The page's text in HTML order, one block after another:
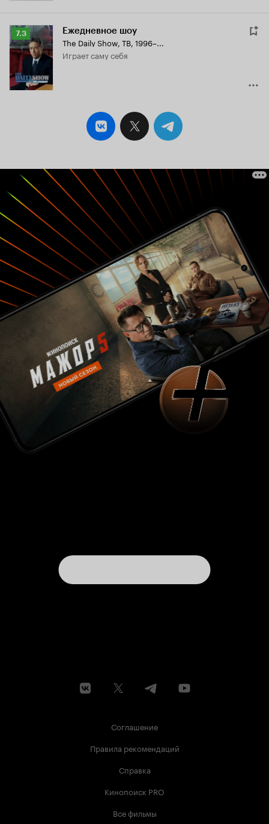
Рейтинг
Кинопоиска
7.3
7.3 Ежедневное шоу
The Daily Show, ТВ, 1996–...
играет саму себя
Соглашение
Правила рекомендаций
Справка
Кинопоиск PRO
Все фильмы